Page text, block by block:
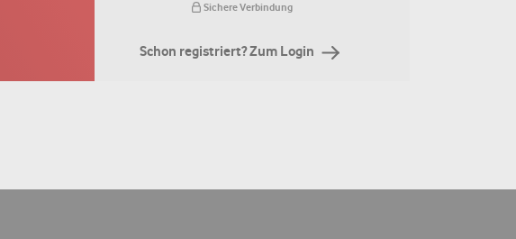
Sichere Verbindung
Schon registriert? Zum Login